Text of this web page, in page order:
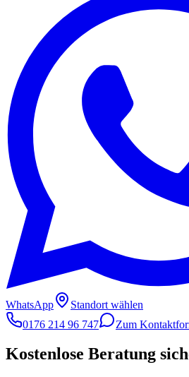
WhatsApp
Standort wählen
0176 214 96 747
Zum
Kostenlose Beratung